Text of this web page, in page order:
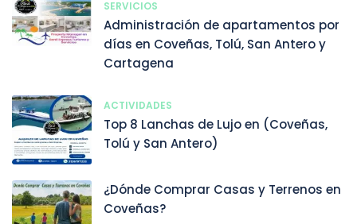
SERVICIOS
Administración de apartamentos por
días en Coveñas, Tolú, San Antero y
Cartagena
ACTIVIDADES
Top 8 Lanchas de Lujo en (Coveñas,
Tolú y San Antero)
¿Dónde Comprar Casas y Terrenos en
Coveñas?